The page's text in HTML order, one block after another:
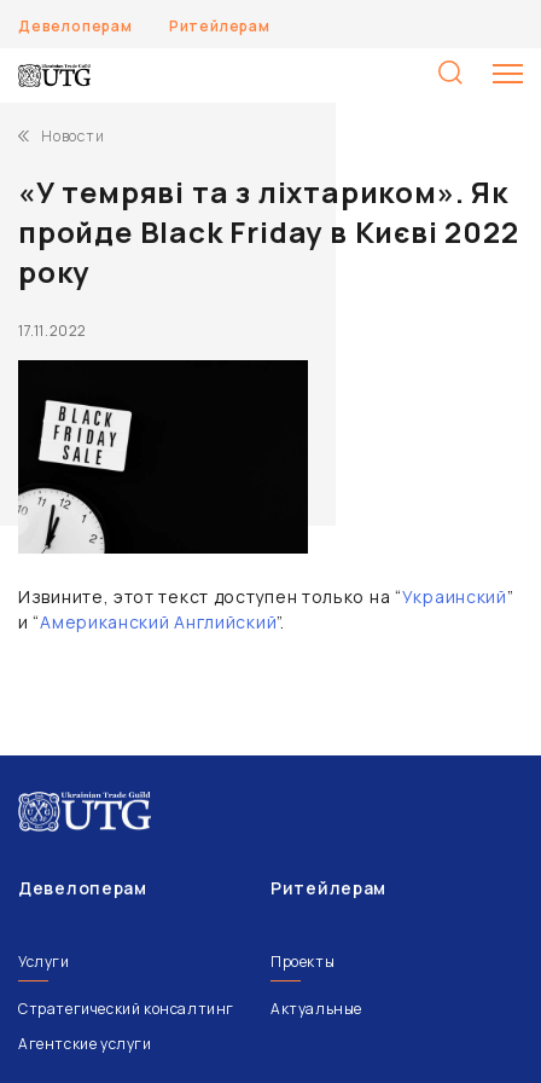
Девелоперам Ритейлерам
Новости
«У темряві та з ліхтариком». Як
пройде Black Friday в Києві 2022
року
17.11.2022
Извините, этот текст доступен только на “Украинский”
и “Американский Английский”.
Девелоперам Ритейлерам
Услуги
Стратегический консалтинг
Агентские услуги
Проекты
Актуальные